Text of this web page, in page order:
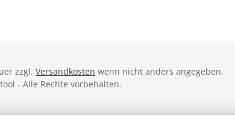
zzgl. Versandkosten wenn nicht anders angegeben.
- Alle Rechte vorbehalten.